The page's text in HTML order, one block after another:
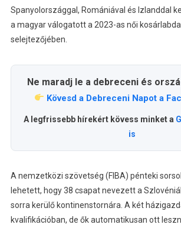
Spanyolországgal, Romániával és Izlanddal
a magyar válogatott a 2023-as női
selejtezőjében.
Ne maradj le a debreceni és
Kövesd a Debreceni Napot a
A legfrissebb hírekért kövess minket a
is
A nemzetközi szövetség (FIBA) pénteki
lehetett, hogy 38 csapat nevezett a
sorra kerülő kontinenstornára. A két
kvalifikációban, de ők automatikusan ott